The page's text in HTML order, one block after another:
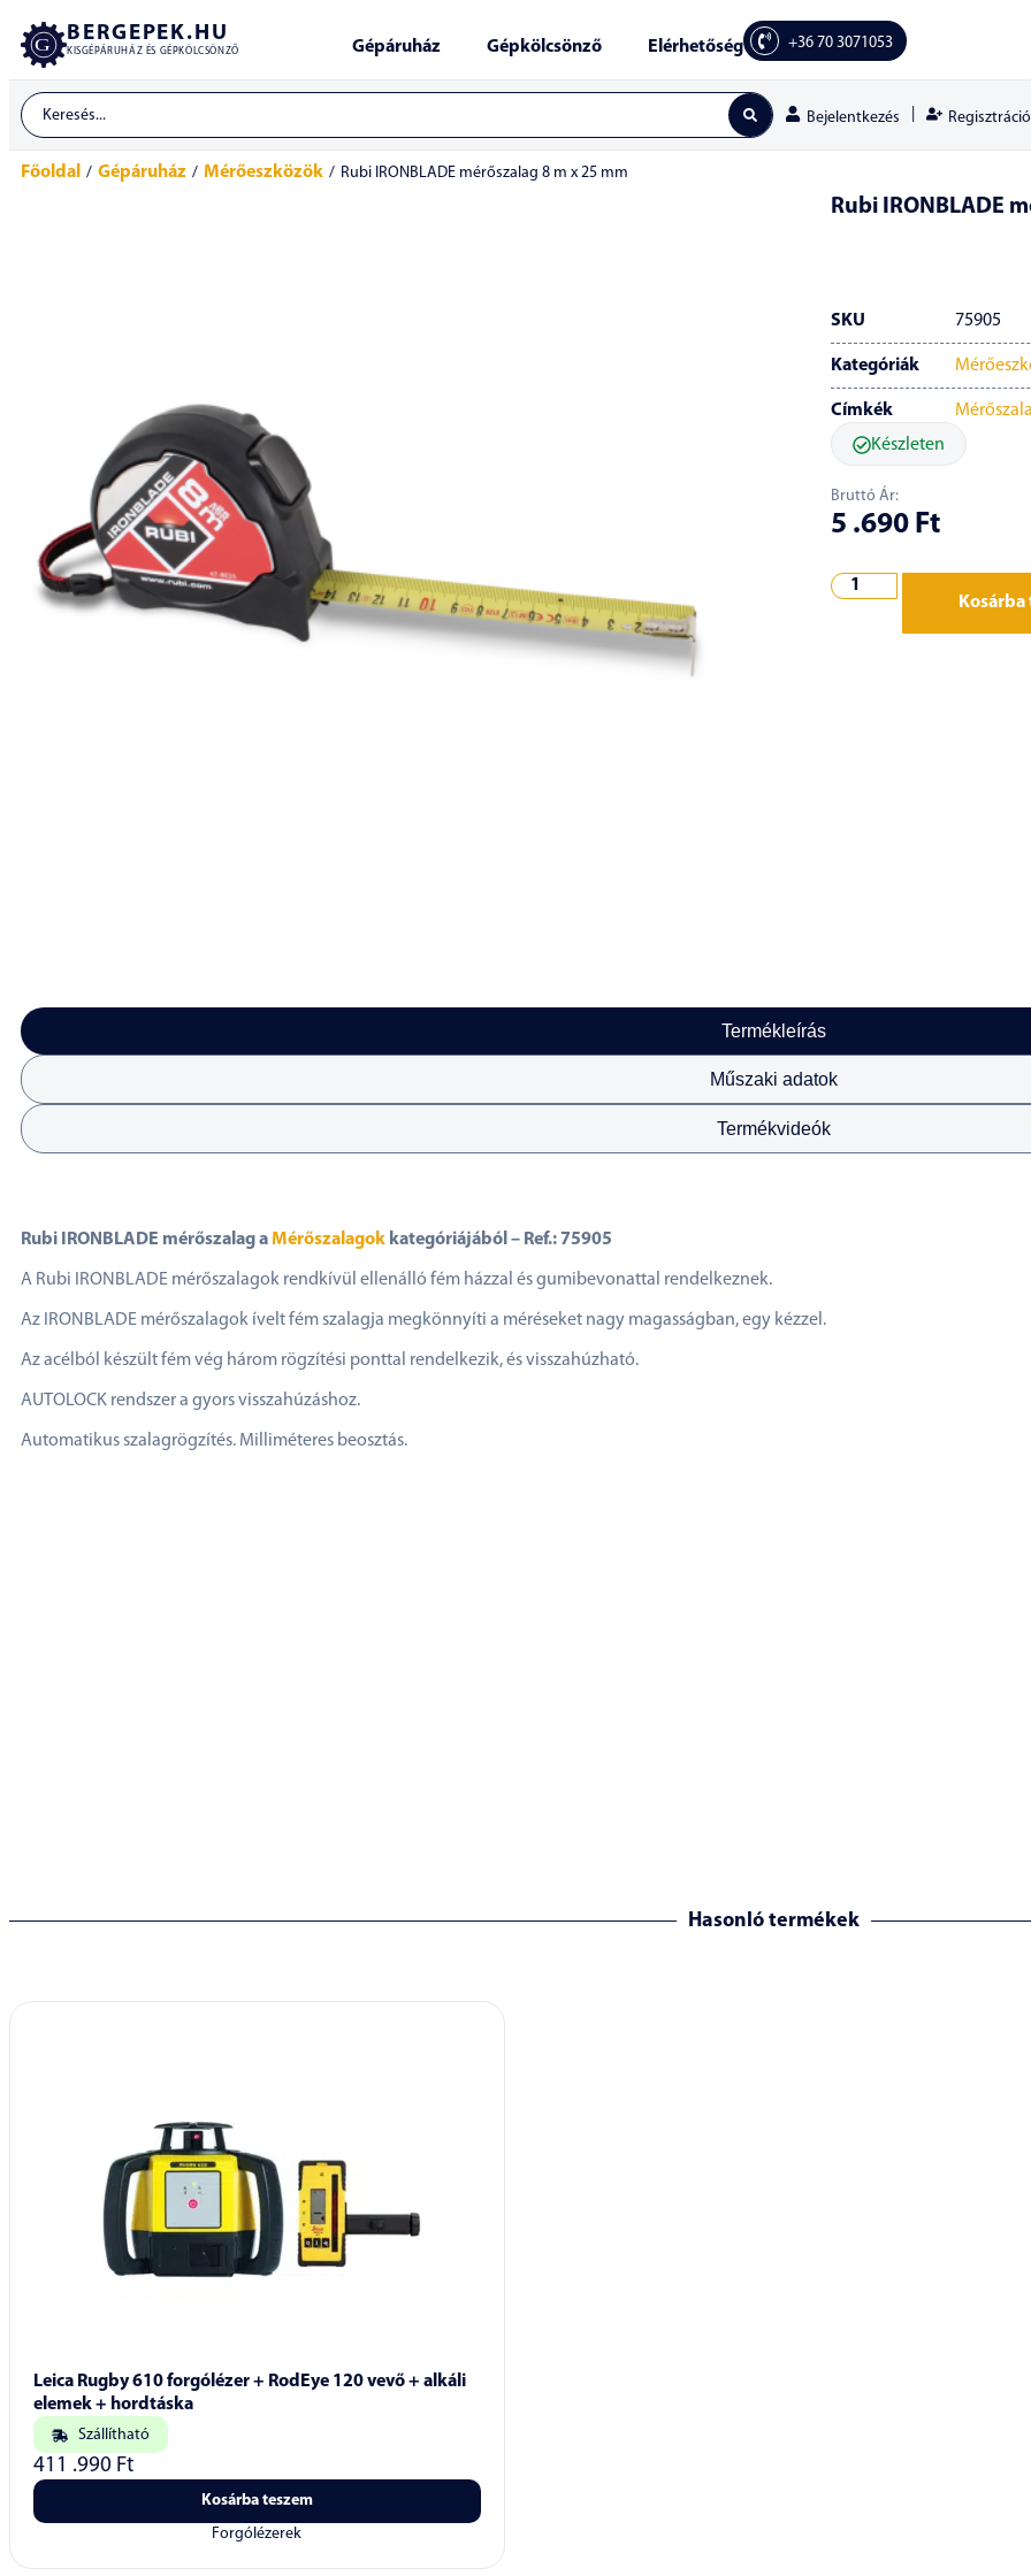
BERGEPEK.HU
KISGÉPÁRUHÁZ ÉS GÉPKÖLCSÖNZŐ Gépáruház Gépkölcsönző Elérhetőség +36 70 3071053
Bejelentkezés Regisztráció
Főoldal / Gépáruház / Mérőeszközök / Rubi IRONBLADE mérőszalag 8 m x 25 mm
Rubi IRONBLADE
SKU 75905
Kategóriák
Címkék
Készleten
Bruttó Ár:
5 .690 Ft
Kosárba
Termékleírás
Műszaki adatok
Termékvideók
Rubi IRONBLADE mérőszalag aMérőszalagok kategóriájából – Ref.: 75905
A Rubi IRONBLADE mérőszalagok rendkívül ellenálló fém házzal és gumibevonattal rendelkeznek.
Az IRONBLADE mérőszalagok ívelt fém szalagja megkönnyíti a méréseket nagy magasságban, egy kézzel.
Az acélból készült fém vég három rögzítési ponttal rendelkezik, és visszahúzható.
AUTOLOCK rendszer a gyors visszahúzáshoz.
Automatikus szalagrögzítés. Milliméteres beosztás.
Hasonló termékek
Leica Rugby 610 forgólézer + RodEye 120 vevő + alkáli
elemek + hordtáska
Szállítható
411 .990 Ft
Kosárba teszem
Forgólézerek